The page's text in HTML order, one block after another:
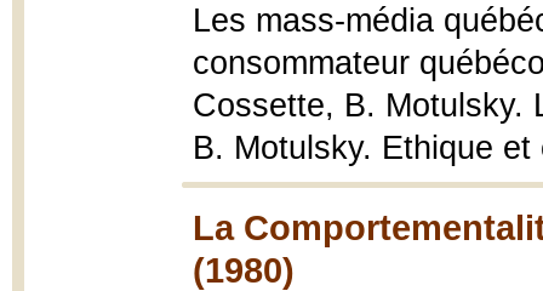
Les mass-média
consommateur
Cossette, B. Motulsky.
B. Motulsky. Ethique
La
(1980)